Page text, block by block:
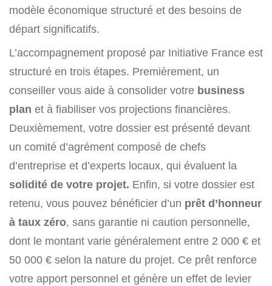
modèle économique structuré et des besoins de
départ significatifs.
L’accompagnement proposé par Initiative France est
structuré en trois étapes. Premièrement, un
conseiller vous aide à consolider votre business
plan et à fiabiliser vos projections financières.
Deuxièmement, votre dossier est présenté devant
un comité d’agrément composé de chefs
d’entreprise et d’experts locaux, qui évaluent la
solidité de votre projet. Enfin, si votre dossier est
retenu, vous pouvez bénéficier d’un prêt d’honneur
à taux zéro, sans garantie ni caution personnelle,
dont le montant varie généralement entre 2 000 € et
50 000 € selon la nature du projet. Ce prêt renforce
votre apport personnel et génère un effet de levier